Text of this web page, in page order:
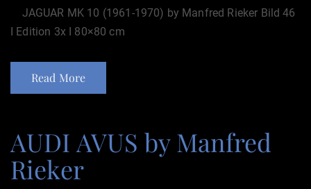
JAGUAR MK 10 (1961-1970) by Manfred Rieker Bild 46
I Edition 3x I 80×80 cm
Read More
AUDI AVUS by Manfred
Rieker